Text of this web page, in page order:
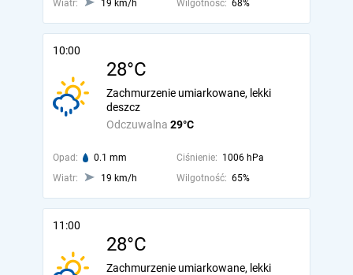
Wiatr: 19 km/h Wilgotność: 68%
10:00
28°C
Odczuwalna 29°C
Zachmurzenie umiarkowane, lekki
deszcz
Opad: 0.1 mm Ciśnienie: 1006 hPa
Wiatr:
19 km/h Wilgotność: 65%
11:00
28°C
Zachmurzenie umiarkowane, lekki